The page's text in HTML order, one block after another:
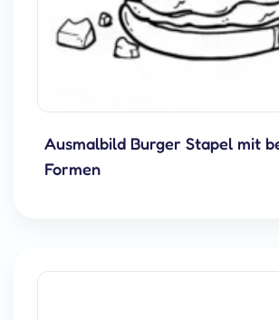
Ausmalbild Burger Stapel mit
Formen